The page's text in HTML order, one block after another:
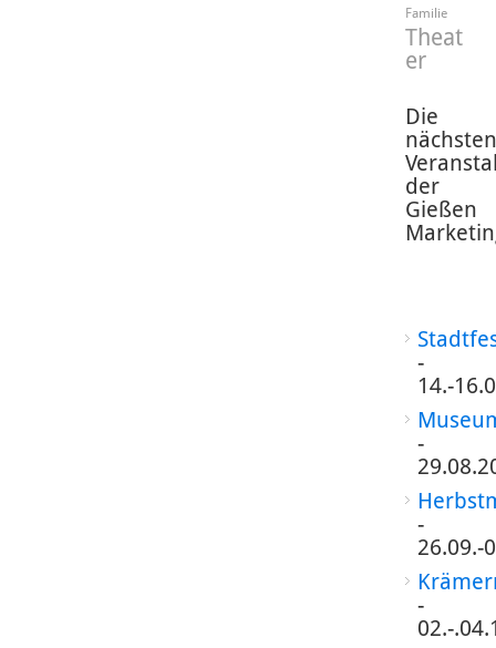
Familie
Theat
er
Die
nächsten
der
Gießen
-
14.-
-
-
26.09.-
-
02.-